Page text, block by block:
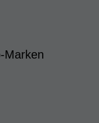
Marken